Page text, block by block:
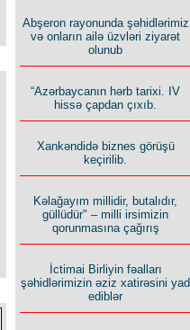
Abşeron rayonunda şəhidlərimiz
və onların ailə üzvləri ziyarət
olunub
“Azərbaycanın hərb tarixi. IV
hissə çapdan çıxıb.
Xankəndidə biznes görüşü
keçirilib.
Kəlağayım millidir, butalıdır,
güllüdür" – milli irsimizin
qorunmasına çağırış
İctimai Birliyin fəalları
şəhidlərimizin əziz xatirəsini yad
ediblər